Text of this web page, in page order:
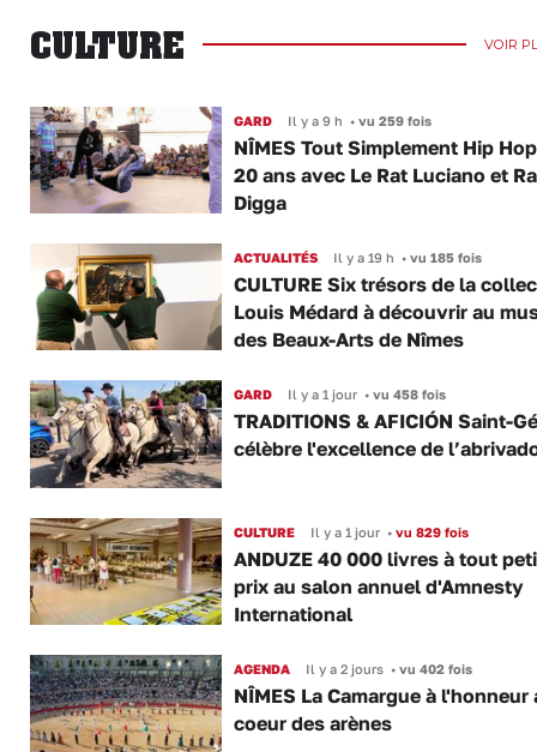
CULTURE VOIR
GARD Il y a 9 h •vu 259 fois
NÎMES Tout Simplement Hip
20 ans avec Le Rat Luciano et
Digga
ACTUALITÉS Il y a 19 h •vu 185 fois
CULTURE Six trésors de la
Louis Médard à découvrir au
des Beaux-Arts de Nîmes
GARD Il y a 1 jour •vu 458 fois
TRADITIONS & AFICIÓN Saint-
célèbre l'excellence de
CULTURE Il y a 1 jour •vu 829 fois
ANDUZE 40 000 livres à tout
prix au salon annuel d'Amnesty
International
AGENDA Il y a 2 jours •vu 402 fois
NÎMES La Camargue à l'honneur
coeur des arènes